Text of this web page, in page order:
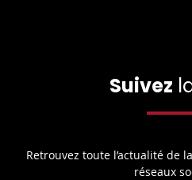
Suivez
Retrouvez toute l’actualité de
réseaux